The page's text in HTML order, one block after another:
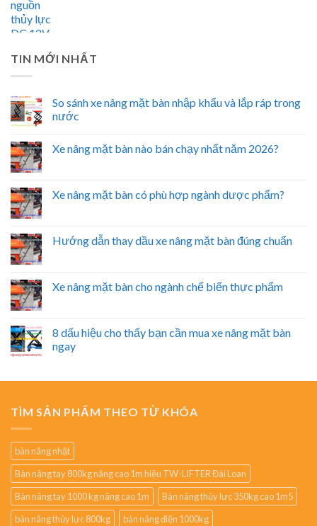
TIN MỚI NHẤT
So sánh xe nâng mặt bàn nhập khẩu và lắp ráp trong
nước
Xe nâng mặt bàn nào bán chạy nhất năm 2026?
Xe nâng mặt bàn có phù hợp ngành dược phẩm?
Hướng dẫn thay dầu xe nâng mặt bàn đúng chuẩn
Xe nâng mặt bàn cho ngành chế biến thực phẩm
8 dấu hiệu cho thấy bạn cần mua xe nâng mặt bàn
ngay
TÌM SẢN PHẨM THEO TỪ KHÓA
bàn nâng nhật
Bàn nâng tay 800kg nâng cao 1m hiệu TW-LIFTER Đài Loan
Bàn nâng tay 1000 kg nâng cao 1m
Bàn nâng thủy lực 350kg cao 1m5
bàn nâng thủy lực 800kg
bàn nâng điện 1000kg